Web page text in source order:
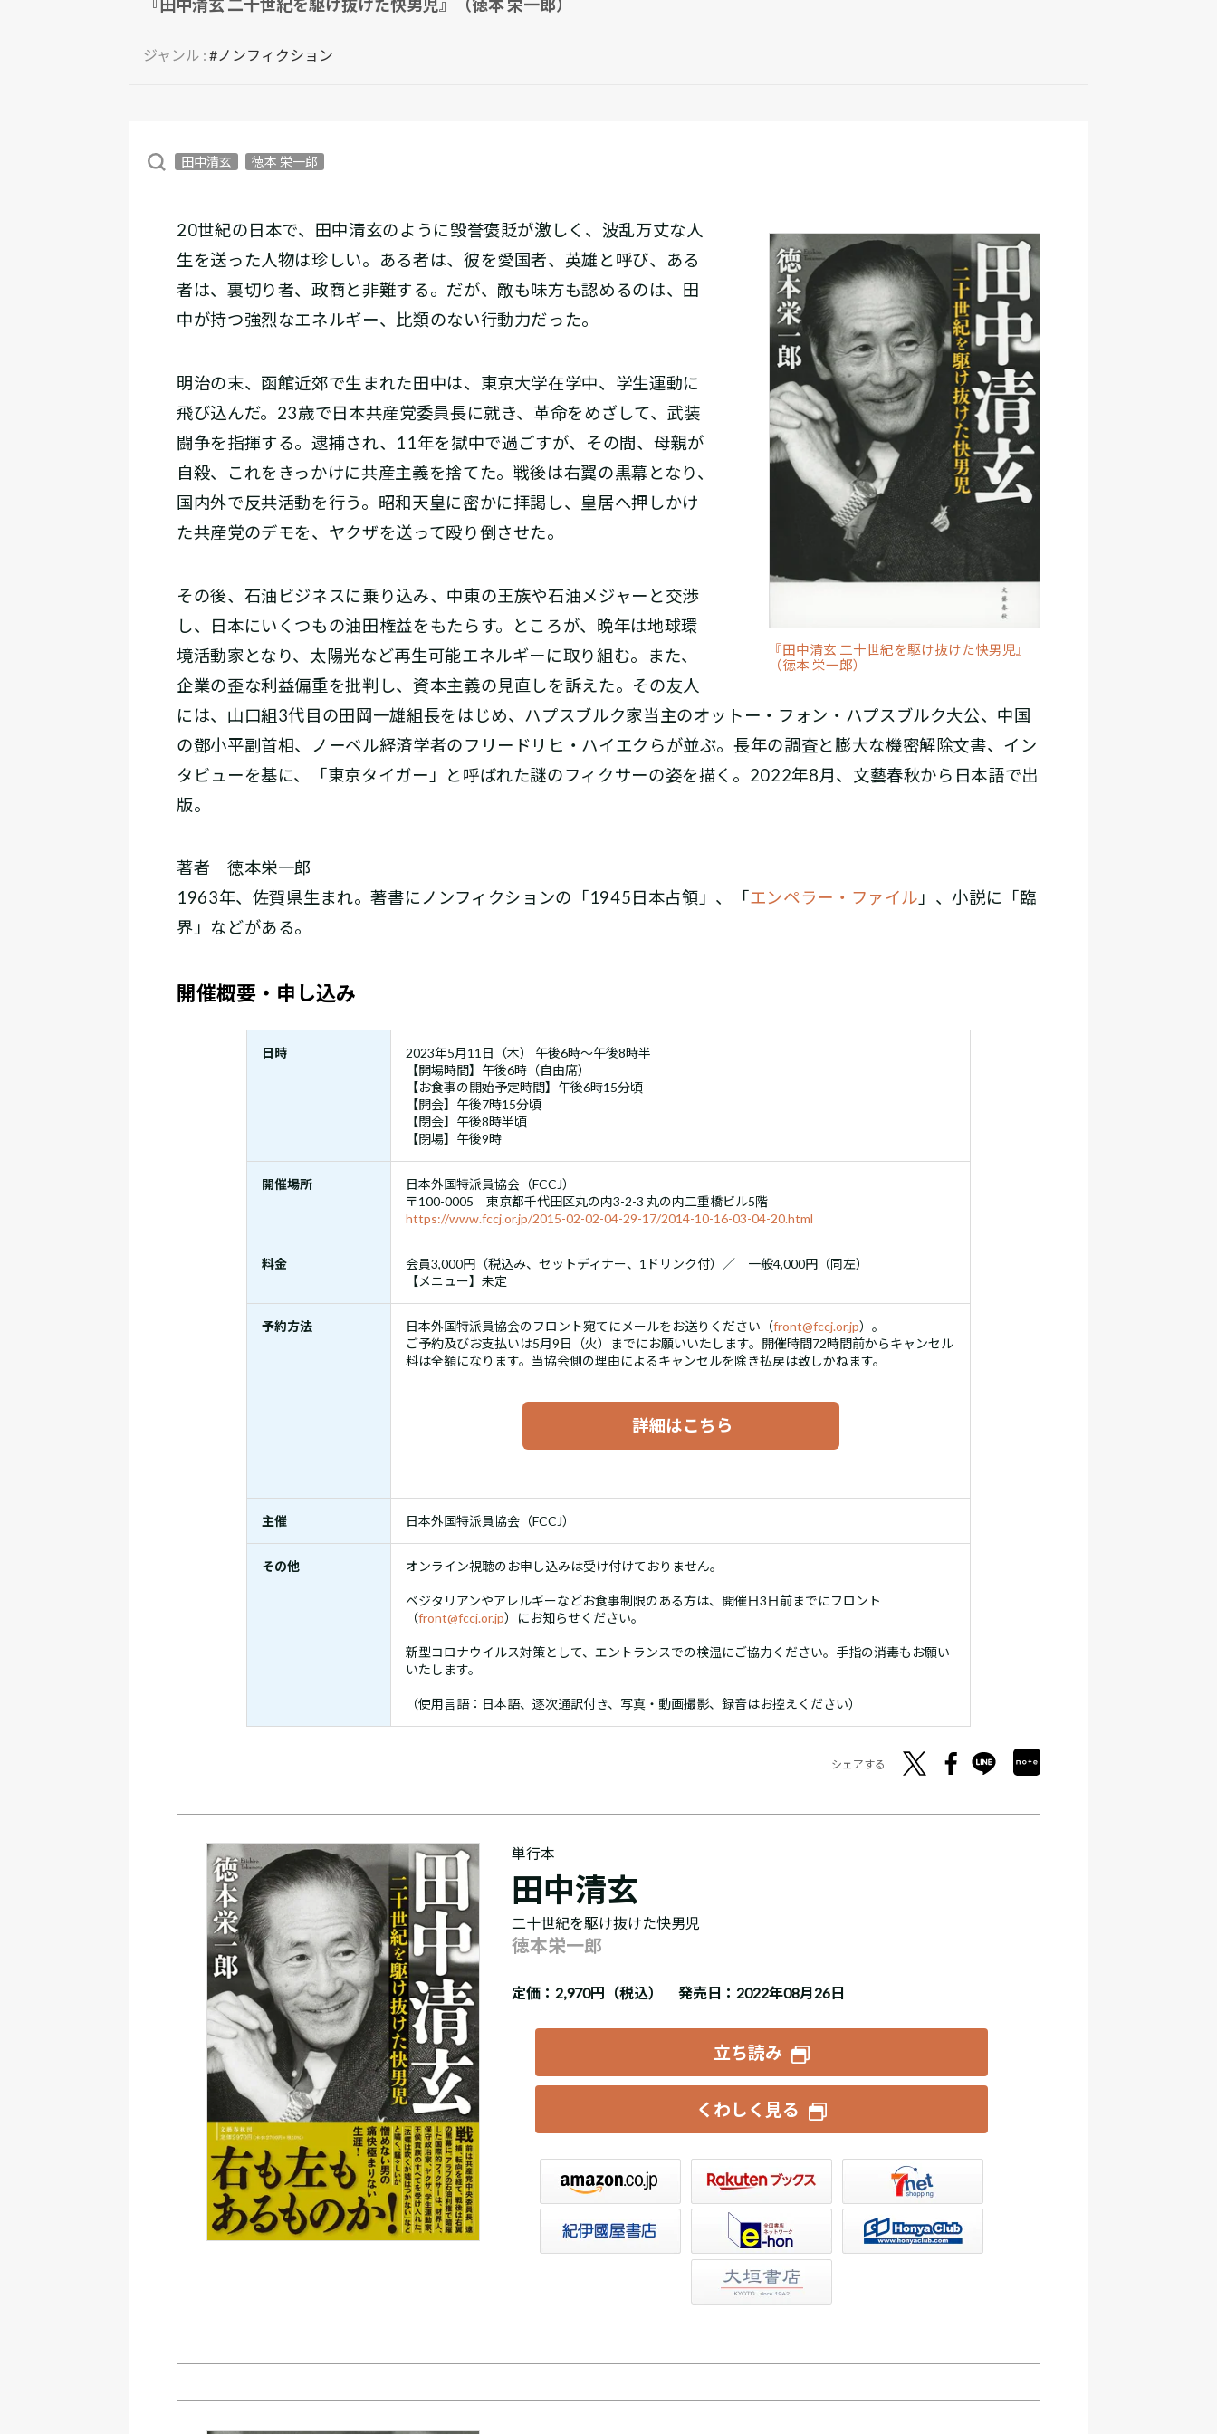
『田中清玄 二十世紀を駆け抜けた快男児』（徳本 栄一郎）
ジャンル : #ノンフィクション
田中清玄 徳本 栄一郎
『田中清玄 二十世紀を駆け抜けた快男児』
（徳本 栄一郎）
20世紀の日本で、田中清玄のように毀誉褒貶が激しく、波乱万丈な人
生を送った人物は珍しい。ある者は、彼を愛国者、英雄と呼び、ある
者は、裏切り者、政商と非難する。だが、敵も味方も認めるのは、田
中が持つ強烈なエネルギー、比類のない行動力だった。
明治の末、函館近郊で生まれた田中は、東京大学在学中、学生運動に
飛び込んだ。23歳で日本共産党委員長に就き、革命をめざして、武装
闘争を指揮する。逮捕され、11年を獄中で過ごすが、その間、母親が
自殺、これをきっかけに共産主義を捨てた。戦後は右翼の黒幕となり、
国内外で反共活動を行う。昭和天皇に密かに拝謁し、皇居へ押しかけ
た共産党のデモを、ヤクザを送って殴り倒させた。
その後、石油ビジネスに乗り込み、中東の王族や石油メジャーと交渉
し、日本にいくつもの油田権益をもたらす。ところが、晩年は地球環
境活動家となり、太陽光など再生可能エネルギーに取り組む。また、
企業の歪な利益偏重を批判し、資本主義の見直しを訴えた。その友人
には、山口組3代目の田岡一雄組長をはじめ、ハプスブルク家当主のオットー・フォン・ハプスブルク大公、中国
の鄧小平副首相、ノーベル経済学者のフリードリヒ・ハイエクらが並ぶ。長年の調査と膨大な機密解除文書、イン
タビューを基に、「東京タイガー」と呼ばれた謎のフィクサーの姿を描く。2022年8月、文藝春秋から日本語で出
版。
著者 徳本栄一郎
1963年、佐賀県生まれ。著書にノンフィクションの「1945日本占領」、「エンペラー・ファイル 」、小説に「臨
界」などがある。
開催概要・申し込み
日時
2023年5月11日（木） 午後6時～午後8時半
【開場時間】午後6時（自由席）
【お食事の開始予定時間】午後6時15分頃
【開会】午後7時15分頃
【閉会】午後8時半頃
【閉場】午後9時
開催場所
日本外国特派員協会（FCCJ）
〒100-0005 東京都千代田区丸の内3-2-3 丸の内二重橋ビル5階
https://www.fccj.or.jp/2015-02-02-04-29-17/2014-10-16-03-04-20.html
料金
会員3,000円（税込み、セットディナー、1ドリンク付）／ 一般4,000円（同左）
【メニュー】未定
予約方法 日本外国特派員協会のフロント宛てにメールをお送りください（front@fccj.or.jp）。
ご予約及びお支払いは5月9日（火）までにお願いいたします。開催時間72時間前からキャンセル
料は全額になります。当協会側の理由によるキャンセルを除き払戻は致しかねます。
詳細はこちら
主催 日本外国特派員協会（FCCJ）
その他 オンライン視聴のお申し込みは受け付けておりません。
ベジタリアンやアレルギーなどお食事制限のある方は、開催日3日前までにフロント
（front@fccj.or.jp）にお知らせください。
新型コロナウイルス対策として、エントランスでの検温にご協力ください。手指の消毒もお願い
いたします。
（使用言語：日本語、逐次通訳付き、写真・動画撮影、録音はお控えください）
シェアする
単行本
田中清玄
二十世紀を駆け抜けた快男児
徳本栄一郎
定価： 2,970円（税込） 発売日：2022年08月26日
立ち読み
くわしく見る
Amazon 楽天ブックス セブンネット
紀伊國屋書店ウェブストア
e-hon HonyaClub